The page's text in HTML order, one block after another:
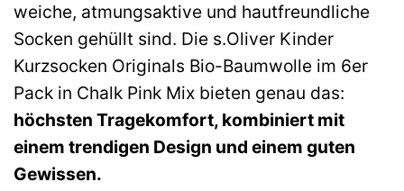
weiche, atmungsaktive und hautfreundliche
Socken gehüllt sind. Die s.Oliver Kinder
Kurzsocken Originals Bio-Baumwolle im 6er
Pack in Chalk Pink Mix bieten genau das:
höchsten Tragekomfort, kombiniert mit
einem trendigen Design und einem guten
Gewissen.